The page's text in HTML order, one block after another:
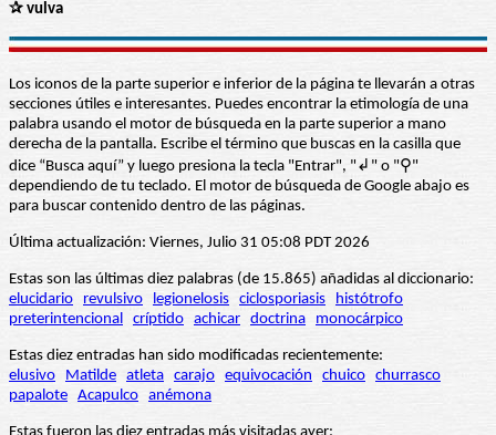
✰ vulva
Los iconos de la parte superior e inferior de la página te llevarán a otras
secciones útiles e interesantes. Puedes encontrar la etimología de una
palabra usando el motor de búsqueda en la parte superior a mano
derecha de la pantalla. Escribe el término que buscas en la casilla que
dice “Busca aquí” y luego presiona la tecla "Entrar", "↲" o "⚲"
dependiendo de tu teclado. El motor de búsqueda de Google abajo es
para buscar contenido dentro de las páginas.
Última actualización: Viernes, Julio 31 05:08 PDT 2026
Estas son las últimas diez palabras (de 15.865) añadidas al diccionario:
elucidario
revulsivo legionelosis ciclosporiasis
histótrofo
preterintencional críptido achicar doctrina monocárpico
Estas diez entradas han sido modificadas recientemente:
elusivo
Matilde atleta carajo equivocación chuico churrasco
papalote Acapulco anémona